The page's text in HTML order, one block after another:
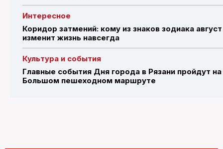
Интересное
Коридор затмений: кому из знаков зодиака август
изменит жизнь навсегда
Культура и события
Главные события Дня города в Рязани пройдут на
Большом пешеходном маршруте